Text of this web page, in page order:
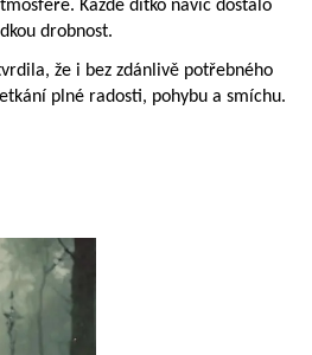
Každé dítko navíc dostalo
drobnost.
že i bez zdánlivě potřebného
plné radosti, pohybu a smíchu.